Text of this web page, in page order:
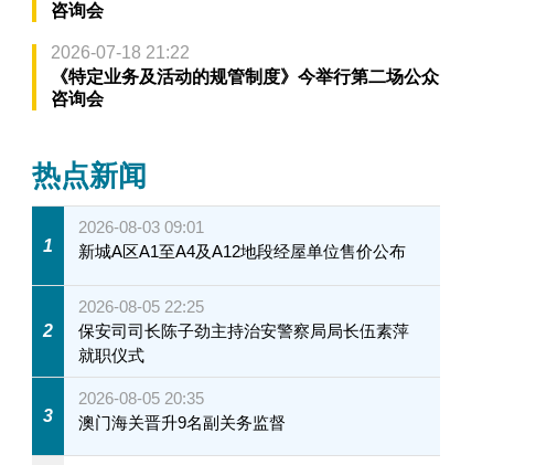
咨询会
2026-07-18 21:22
《特定业务及活动的规管制度》今举行第二场公众
咨询会
热点新闻
1
2026-08-03 09:01
新城A区A1至A4及A12地段经屋单位售价公布
2
2026-08-05 22:25
保安司司长陈子劲主持治安警察局局长伍素萍
就职仪式
3
2026-08-05 20:35
澳门海关晋升9名副关务监督